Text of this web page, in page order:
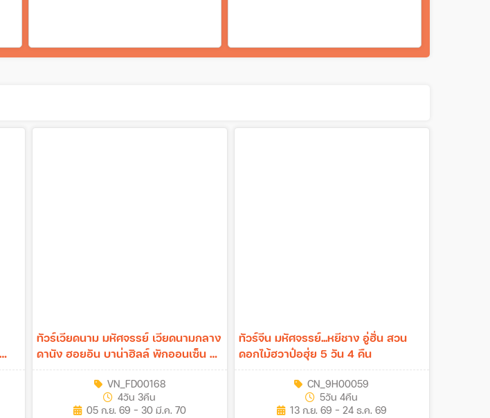
ทัวร์เวียดนาม มหัศจรรย์ เวียดนามกลาง
ดานัง ฮอยอัน บาน่าฮิลล์ พักออนเซ็น 5
ดาว 4วัน 3คืน (FD)
VN_FD00168
4วัน 3คืน
05 ก.ย. 69 - 30 มี.ค. 70
ทัวร์จีน มหัศจรรย์...หยีชาง อู่ฮั่น สวน
ดอกไม้ฮวาป๋อฮุ่ย 5 วัน 4 คืน
CN_9H00059
5วัน 4คืน
13 ก.ย. 69 - 24 ธ.ค. 69